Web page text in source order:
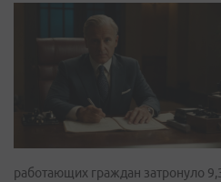
работающих граждан затронуло